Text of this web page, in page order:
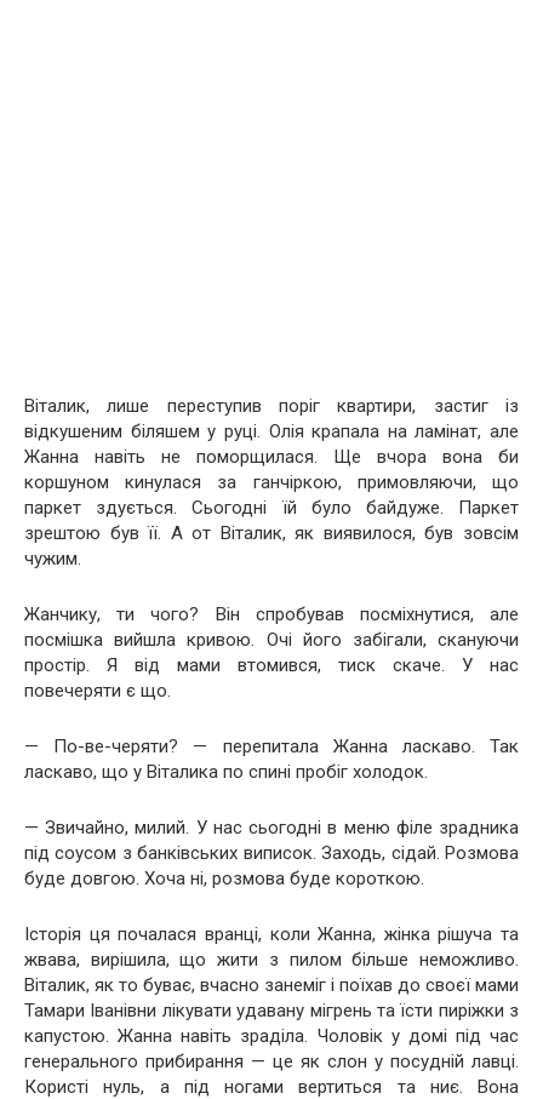
Віталик, лише переступив поріг квартири, застиг із
відкушеним біляшем у руці. Олія крапала на ламінат, але
Жанна навіть не поморщилася. Ще вчора вона би
коршуном кинулася за ганчіркою, примовляючи, що
паркет здується. Сьогодні їй було байдуже. Паркет
зрештою був її. А от Віталик, як виявилося, був зовсім
чужим.
Жанчику, ти чого? Він спробував посміхнутися, але
посмішка вийшла кривою. Очі його забігали, скануючи
простір. Я від мами втомився, тиск скаче. У нас
повечеряти є що.
— По-ве-черяти? — перепитала Жанна ласкаво. Так
ласкаво, що у Віталика по спині пробіг холодок.
— Звичайно, милий. У нас сьогодні в меню філе зрадника
під соусом з банківських виписок. Заходь, сідай. Розмова
буде довгою. Хоча ні, розмова буде короткою.
Історія ця почалася вранці, коли Жанна, жінка рішуча та
жвава, вирішила, що жити з пилом більше неможливо.
Віталик, як то буває, вчасно занеміг і поїхав до своєї мами
Тамари Іванівни лікувати удавану мігрень та їсти пиріжки з
капустою. Жанна навіть зраділа. Чоловік у домі під час
генерального прибирання — це як слон у посудній лавці.
Користі нуль, а під ногами вертиться та ниє. Вона